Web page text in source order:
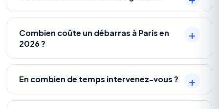
Combien coûte un débarras à Paris en
2026 ?
En combien de temps intervenez-vous ?